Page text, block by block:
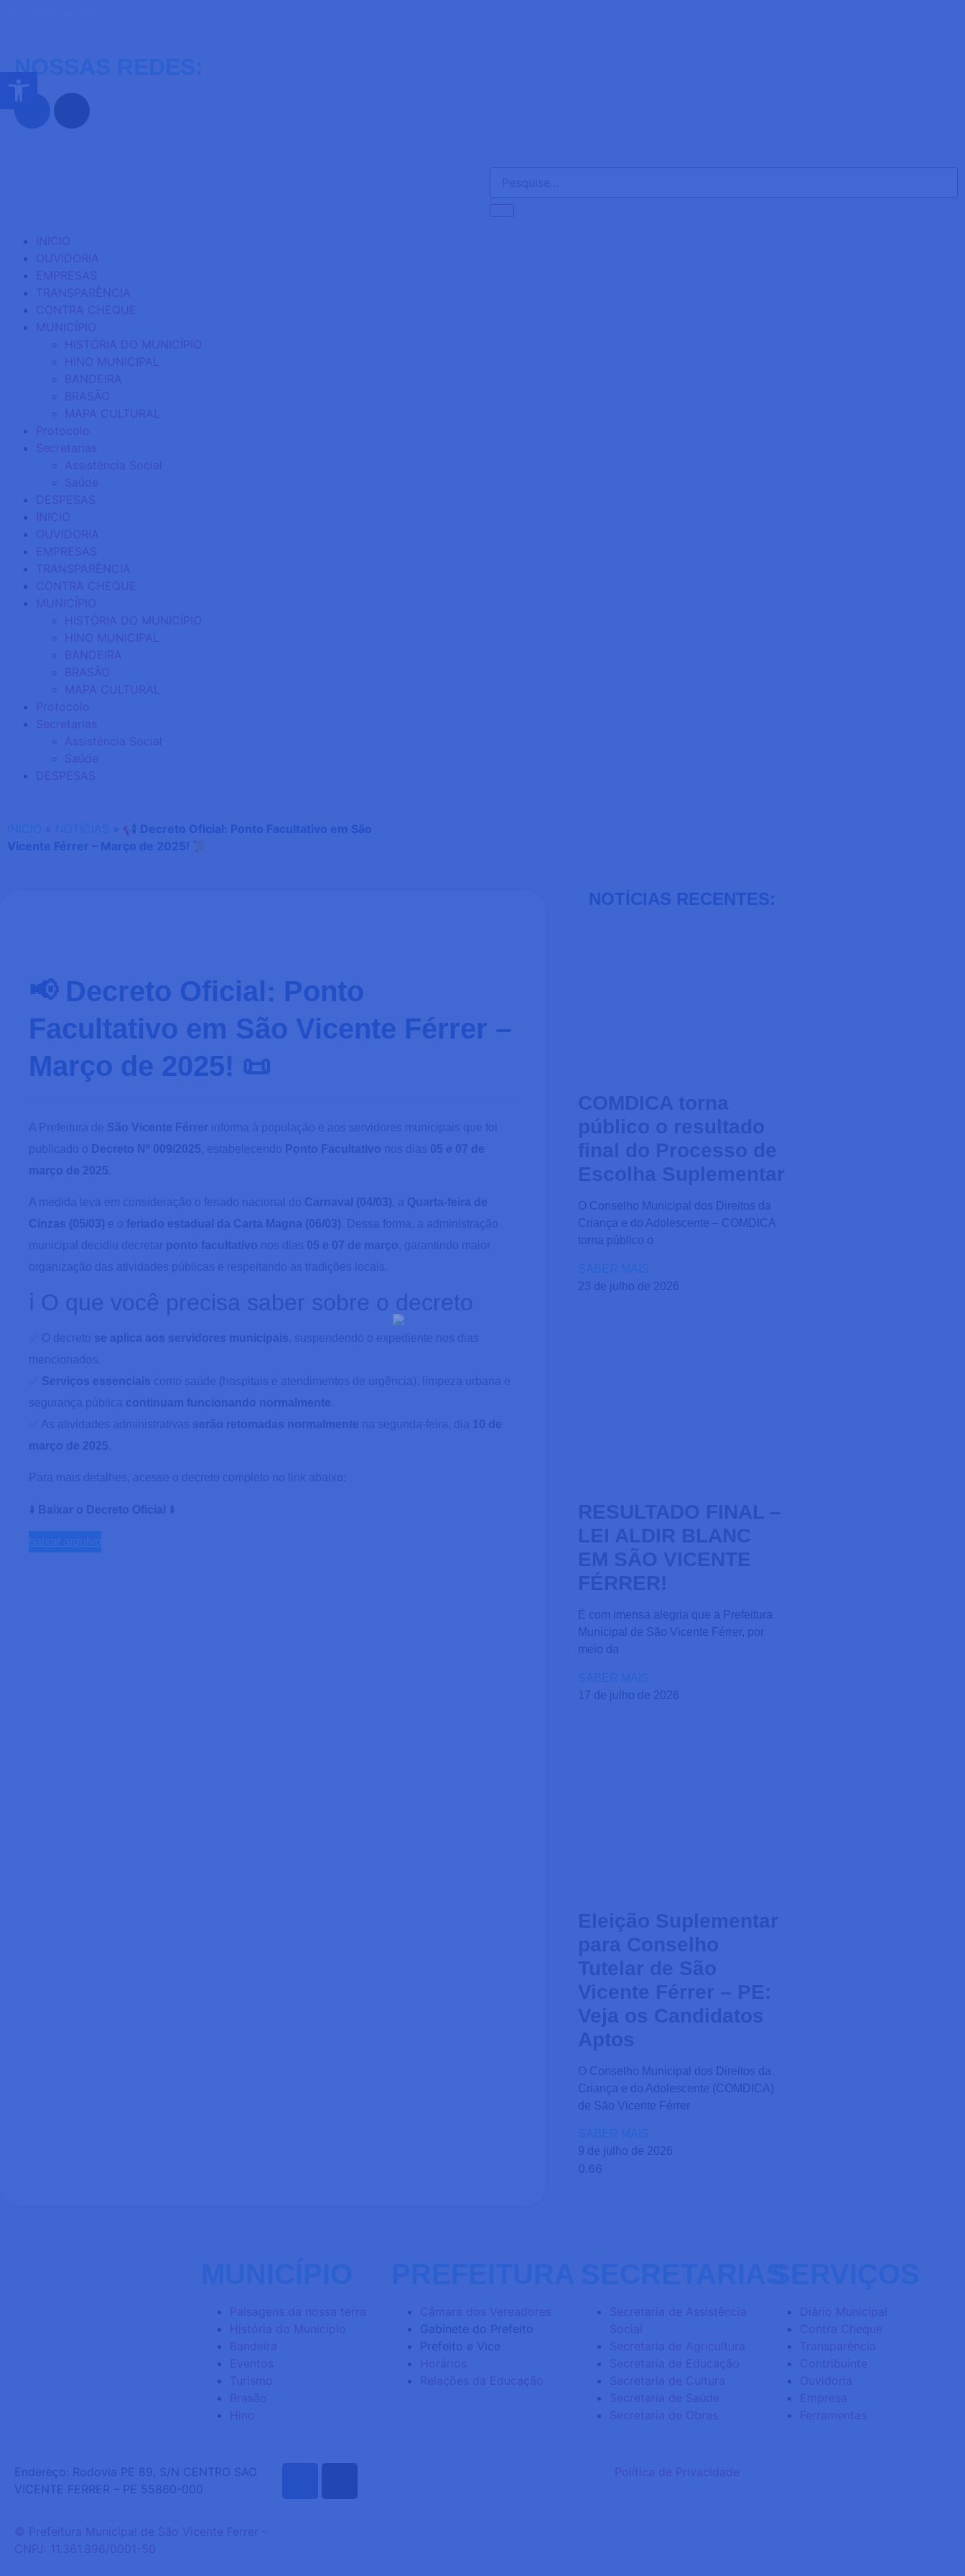
NOSSAS REDES:
INICIO
OUVIDORIA
EMPRESAS
TRANSPARÊNCIA
CONTRA CHEQUE
MUNICÍPIO
HISTÓRIA DO MUNICÍPIO
HINO MUNICIPAL
BANDEIRA
BRASÃO
MAPA CULTURAL
Protocolo
Secretarias
Assistência Social
Saúde
DESPESAS
INICIO
OUVIDORIA
EMPRESAS
TRANSPARÊNCIA
CONTRA CHEQUE
MUNICÍPIO
HISTÓRIA DO MUNICÍPIO
HINO MUNICIPAL
BANDEIRA
BRASÃO
MAPA CULTURAL
Protocolo
Secretarias
Assistência Social
Saúde
DESPESAS
INICIO » NOTÍCIAS » 📢 Decreto Oficial: Ponto Facultativo em São
Vicente Férrer – Março de 2025! 📜
📢 Decreto Oficial: Ponto
Facultativo em São Vicente Férrer –
Março de 2025! 📜
A Prefeitura de São Vicente Férrer informa à população e aos servidores municipais que foi
publicado o Decreto Nº 009/2025, estabelecendo Ponto Facultativo nos dias 05 e 07 de
março de 2025.
A medida leva em consideração o feriado nacional do Carnaval (04/03), a Quarta-feira de
Cinzas (05/03) e o feriado estadual da Carta Magna (06/03). Dessa forma, a administração
municipal decidiu decretar ponto facultativo nos dias 05 e 07 de março, garantindo maior
organização das atividades públicas e respeitando as tradições locais.
ℹ️ O que você precisa saber sobre o decreto
✅ O decreto se aplica aos servidores municipais, suspendendo o expediente nos dias
mencionados.
Serviços essenciais como saúde (hospitais e atendimentos de urgência), limpeza urbana e
segurança pública continuam funcionando normalmente.
✅ As atividades administrativas serão retomadas normalmente na segunda-feira, dia
10 de
março de 2025.
Para mais detalhes, acesse o decreto completo no link abaixo:
⬇️ Baixar o Decreto Oficial ⬇️
baixar arquivo
NOTÍCIAS RECENTES:
COMDICA torna
público o resultado
final do Processo de
Escolha Suplementar
O Conselho Municipal dos Direitos da
Criança e do Adolescente – COMDICA
torna público o
SABER MAIS
23 de julho de 2026
RESULTADO FINAL –
LEI ALDIR BLANC
EM SÃO VICENTE
FÉRRER!
É com imensa alegria que a Prefeitura
Municipal de São Vicente Férrer, por
meio da
SABER MAIS
17 de julho de 2026
Eleição Suplementar
para Conselho
Tutelar de São
Vicente Férrer – PE:
Veja os Candidatos
Aptos
O Conselho Municipal dos Direitos da
Criança e do Adolescente (COMDICA)
de São Vicente Férrer
SABER MAIS
9 de julho de 2026
Paisagens da nossa terra
História do Município
Bandeira
Eventos
Turismo
Brasão
Hino
Câmara dos Vereadores
Gabinete do Prefeito
Prefeito e Vice
Horários
Relações da Educação
Secretaria de Assistência
Social
Secretaria de Agricultura
Secretaria de Educação
Secretaria de Cultura
Secretaria de Saúde
Secretaria de Obras
Diário Municipal
Contra Cheque
Transparência
Contribuinte
Ouvidoria
Empresa
Ferramentas
Endereço: Rodovia PE 89, S/N CENTRO SAO
VICENTE FERRER – PE 55860-000
© Prefeitura Municipal de São Vicente Ferrer –
CNPJ: 11.361.896/0001-50
Política de Privacidade
Abrir a barra de ferramentas